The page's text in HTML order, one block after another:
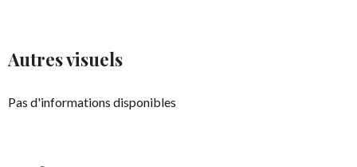
Autres visuels
Pas d'informations disponibles